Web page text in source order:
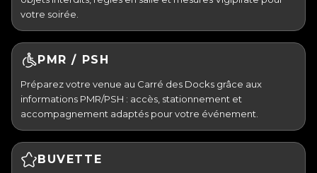
votre soirée.
PMR / PSH
Préparez votre venue au Carré des Docks grâce aux
informations PMR/PSH : accès, stationnement et
accompagnement adaptés pour votre événement.
BUVETTE